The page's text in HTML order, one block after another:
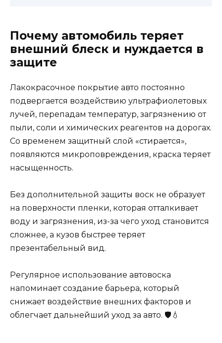
Почему автомобиль теряет
внешний блеск и нуждается в
защите
Лакокрасочное покрытие авто постоянно
подвергается воздействию ультрафиолетовых
лучей, перепадам температур, загрязнению от
пыли, соли и химических реагентов на дорогах.
Со временем защитный слой «стирается»,
появляются микроповреждения, краска теряет
насыщенность.
Без дополнительной защиты воск не образует
на поверхности пленки, которая отталкивает
воду и загрязнения, из-за чего уход становится
сложнее, а кузов быстрее теряет
презентабельный вид.
Регулярное использование автовоска
напоминает создание барьера, который
снижает воздействие внешних факторов и
облегчает дальнейший уход за авто. 🛡️💧